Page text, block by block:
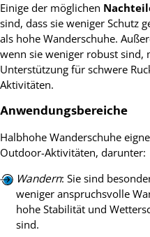
Einige der möglichen
sind, dass sie weniger Schutz
als hohe Wanderschuhe.
wenn sie weniger robust sind,
Unterstützung für schwere
Aktivitäten.
Anwendungsbereiche
Halbhohe Wanderschuhe
Outdoor-Aktivitäten, darunter:
Wandern: Sie sind
weniger anspruchsvolle
hohe Stabilität und
sind.